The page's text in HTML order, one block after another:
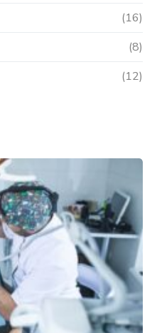
(16)
(8)
(12)